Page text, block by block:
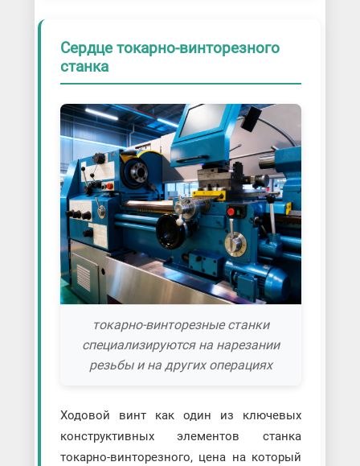
Сердце токарно-винторезного
станка
токарно-винторезные станки
специализируются на нарезании
резьбы и на других операциях
Ходовой винт как один из ключевых
конструктивных элементов станка
токарно-винторезного, цена на который